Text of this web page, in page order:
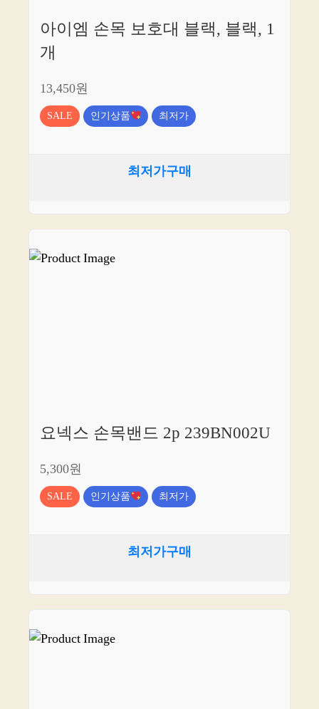
아이엠 손목 보호대 블랙, 블랙, 1
개
13,450원
SALE 인기상품 최저가
최저가구매
요넥스 손목밴드 2p 239BN002U
5,300원
SALE 인기상품 최저가
최저가구매